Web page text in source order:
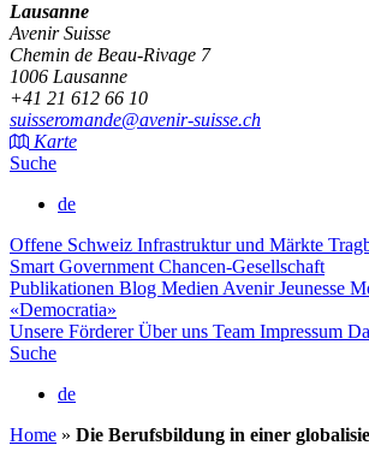
Lausanne
Avenir Suisse
Chemin de Beau-Rivage 7
1006 Lausanne
+41 21 612 66 10
suisseromande@avenir-suisse.ch
Karte
Suche
de
Offene Schweiz Infrastruktur und Märkte
Smart Government Chancen-Gesellschaft
Publikationen Blog Medien Avenir Jeunesse
«Democratia»
Unsere FördererÜber uns Team Impressum
Suche
de
Home » Die Berufsbildung in einer